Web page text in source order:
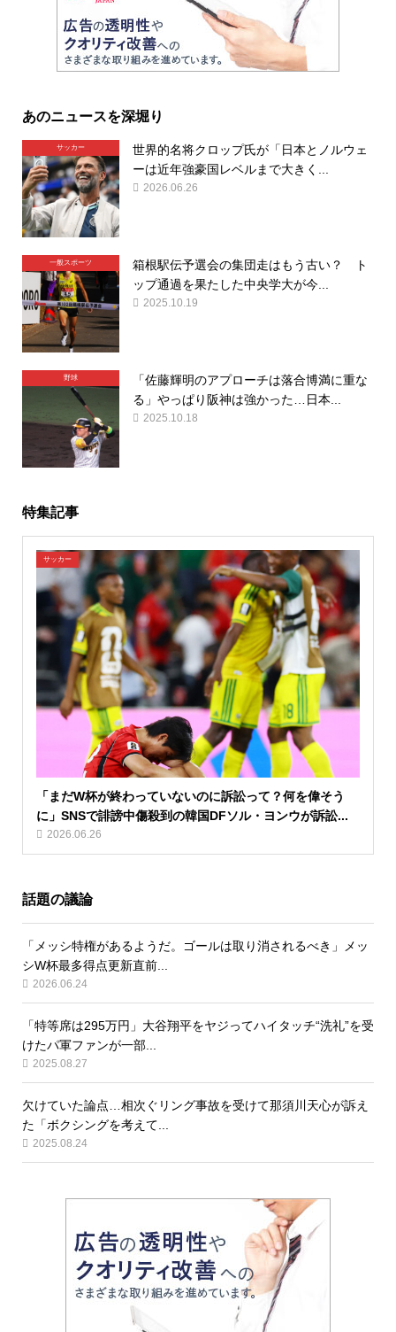
あのニュースを深堀り
サッカー
世界的名将クロップ氏が「日本とノルウェ
ーは近年強豪国レベルまで大きく...
2026.06.26
一般スポーツ
箱根駅伝予選会の集団走はもう古い？ ト
ップ通過を果たした中央学大が今...
2025.10.19
野球
「佐藤輝明のアプローチは落合博満に重な
る」やっぱり阪神は強かった…日本...
2025.10.18
特集記事
サッカー
「まだW杯が終わっていないのに訴訟って？何を偉そう
に」SNSで誹謗中傷殺到の韓国DFソル・ヨンウが訴訟...
2026.06.26
話題の議論
「メッシ特権があるようだ。ゴールは取り消されるべき」メッ
シW杯最多得点更新直前...
2026.06.24
「特等席は295万円」大谷翔平をヤジってハイタッチ“洗礼”を受
けたパ軍ファンが一部...
2025.08.27
欠けていた論点…相次ぐリング事故を受けて那須川天心が訴え
た「ボクシングを考えて...
2025.08.24